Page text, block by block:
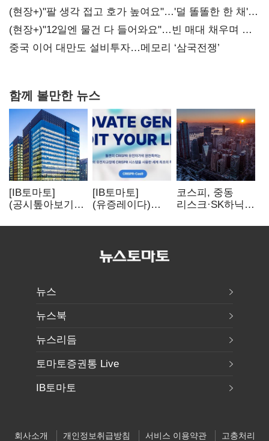
숙제
(현장+)"팔 생각 접고 호가 높여요"…'덜 똘똘한 한 채'
20억 키맞추기
(현장+)"12일엔 물건 다 들어와요"…빈 매대 채우며 문
연 홈플러스
중국 이어 대만도 설비투자…메모리 ‘삼국전쟁’
함께 볼만한 뉴스
[IB토마토]
(공시톺아보기)
바로 매출로
[IB토마토]
(유증레이다)
3분의 1 토막…
비용부터 챙긴다
코스피, 중동
리스크·SK하닉
뒷걸음
뉴스
뉴스북
뉴스리듬
토마토증권통 Live
IB토마토
회사소개 개인정보취급방침 서비스 이용약관 고충처리